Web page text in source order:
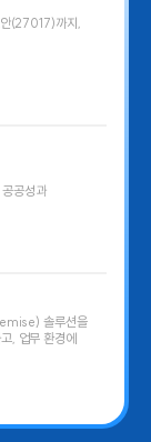
(27017)까지,
공성과
솔루션을
, 업무 환경에